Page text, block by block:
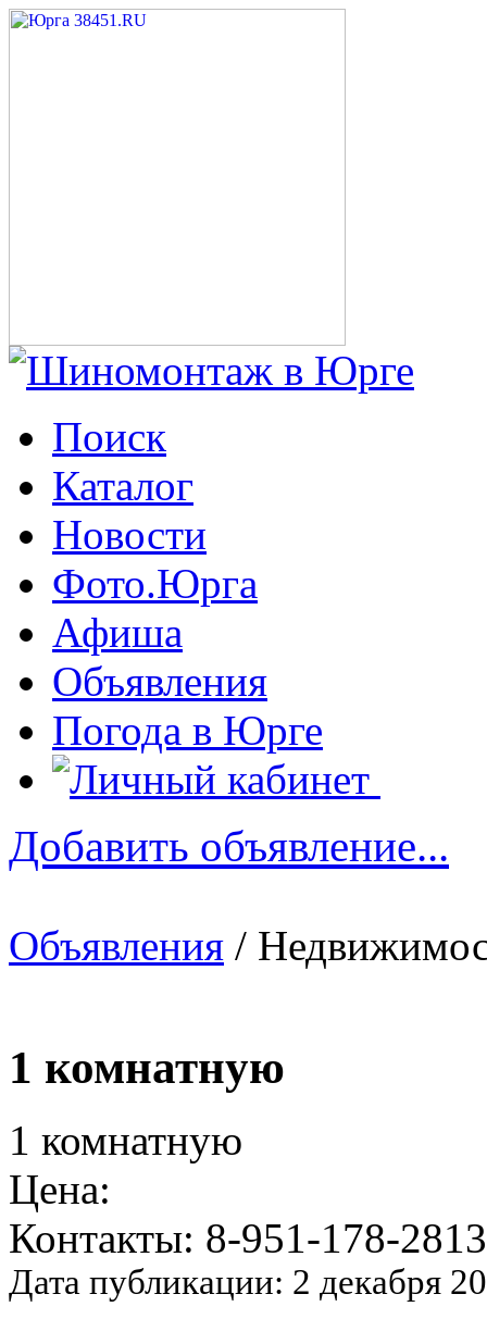
Поиск
Каталог
Новости
Фото.Юрга
Афиша
Объявления
Погода в Юрге
Добавить объявление...
Объявления /
1 комнатную
1 комнатную
Цена:
Контакты: 8-951-178-2813
Дата публикации: 2 декабря